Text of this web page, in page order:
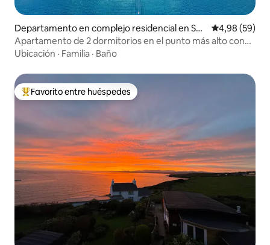
Departamento en complejo residencial en Sau
ndersfoot
Calificación
4,98 (59)
Apartamento de 2 dormitorios en el punto más alto con
vistas al mar y piscina
Ubicación · Familia · Baño
Favorito entre los huéspedes más destacados
Favorito entre huéspedes